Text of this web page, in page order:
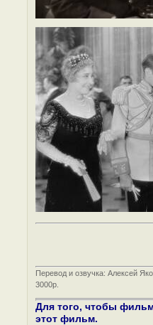
Перевод и озвучка: Алексей
3000р.
Для того, чтобы
этот фильм.